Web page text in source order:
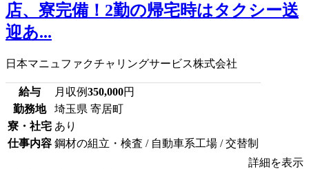
店、寮完備！2勤の帰宅時はタクシー送
迎あ...
日本マニュファクチャリングサービス株式会社
給与 月収例350,000円
勤務地
埼玉県 寄居町
寮・社宅 あり
仕事内容 鋼材の組立・検査 / 自動車系工場 / 交替制
詳細を表示